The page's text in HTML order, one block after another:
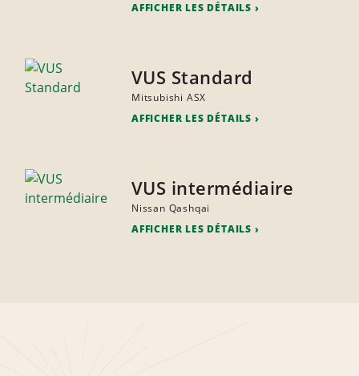
AFFICHER LES DÉTAILS
VUS Standard
Mitsubishi ASX
AFFICHER LES DÉTAILS
VUS intermédiaire
Nissan Qashqai
AFFICHER LES DÉTAILS